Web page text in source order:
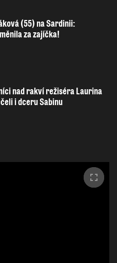
(55) na Sardinii:
za zajíčka!
nad rakví režiséra Laurina
i dceru Sabinu